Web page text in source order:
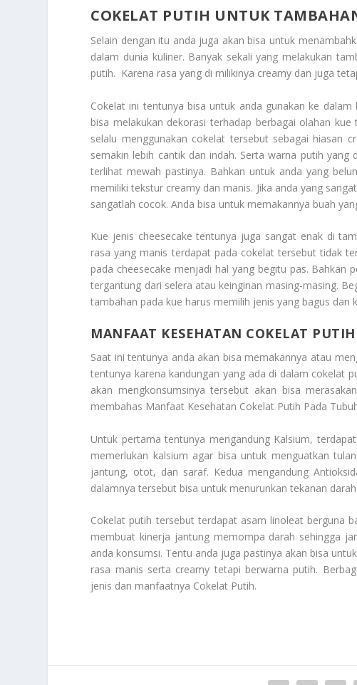
COKELAT PUTIH UNTUK
Selain dengan itu anda juga akan bisa untuk
dalam dunia kuliner. Banyak sekali yang melakukan
putih. Karena rasa yang di milikinya creamy dan juga
Cokelat ini tentunya bisa untuk anda gunakan ke
bisa melakukan dekorasi terhadap berbagai olahan
selalu menggunakan cokelat tersebut sebagai hiasan
semakin lebih cantik dan indah. Serta warna putih
terlihat mewah pastinya. Bahkan untuk anda yang
memiliki tekstur creamy dan manis. Jika anda yang
sangatlah cocok. Anda bisa untuk memakannya buah
Kue jenis cheesecake tentunya juga sangat enak di
rasa yang manis terdapat pada cokelat tersebut tidak
pada cheesecake menjadi hal yang begitu pas. Bahkan
tergantung dari selera atau keinginan masing-masing.
tambahan pada kue harus memilih jenis yang bagus dan
MANFAAT KESEHATAN COKELAT
Saat ini tentunya anda akan bisa memakannya atau
tentunya karena kandungan yang ada di dalam cokelat
akan mengkonsumsinya tersebut akan bisa
membahas Manfaat Kesehatan Cokelat Putih Pada
Untuk pertama tentunya mengandung Kalsium,
memerlukan kalsium agar bisa untuk menguatkan
jantung, otot, dan saraf. Kedua mengandung
dalamnya tersebut bisa untuk menurunkan tekanan
Cokelat putih tersebut terdapat asam linoleat berguna
membuat kinerja jantung memompa darah sehingga
anda konsumsi. Tentu anda juga pastinya akan bisa
rasa manis serta creamy tetapi berwarna putih.
jenis dan manfaatnya Cokelat Putih.